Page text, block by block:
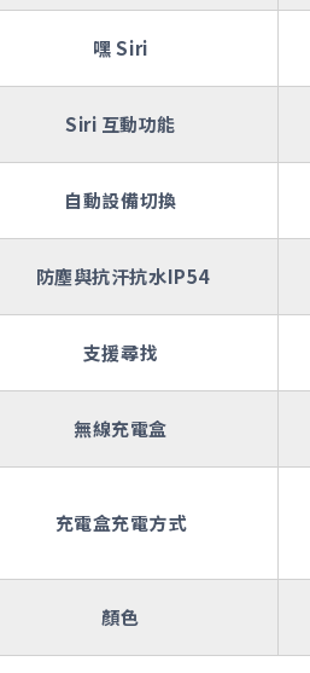
嘿 Siri
Siri 互動功能
自動設備切換
防塵與抗汗抗水IP54
支援尋找
無線充電盒
充電盒充電方式
顏色